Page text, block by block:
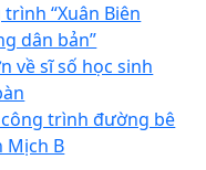
“Xuân Biên
dân bản”
về sĩ số học sinh
trình đường bê
Mịch B